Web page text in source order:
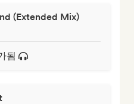
(Extended Mix)
됨